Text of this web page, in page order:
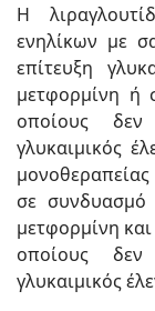
Η
ενηλίκων με
επίτευξη
μετφορμίνη ή
οποίους δεν
γλυκαιμικός
σε συνδυασμό
μετφορμίνη
οποίους δεν
γλυκαιμικός